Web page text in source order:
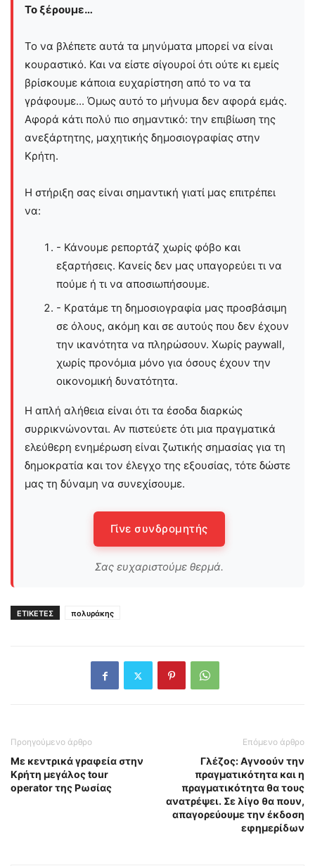
Το ξέρουμε…
Το να βλέπετε αυτά τα μηνύματα μπορεί να είναι
κουραστικό. Και να είστε σίγουροί ότι ούτε κι εμείς
βρίσκουμε κάποια ευχαρίστηση από το να τα
γράφουμε... Όμως αυτό το μήνυμα δεν αφορά εμάς.
Αφορά κάτι πολύ πιο σημαντικό: την επιβίωση της
ανεξάρτητης, μαχητικής δημοσιογραφίας στην
Kρήτη.
Η στήριξη σας είναι σημαντική γιατί μας επιτρέπει
να:
- Κάνουμε ρεπορτάζ χωρίς φόβο και
εξαρτήσεις. Κανείς δεν μας υπαγορεύει τι να
πούμε ή τι να αποσιωπήσουμε.
- Κρατάμε τη δημοσιογραφία μας προσβάσιμη
σε όλους, ακόμη και σε αυτούς που δεν έχουν
την ικανότητα να πληρώσουν. Χωρίς paywall,
χωρίς προνόμια μόνο για όσους έχουν την
οικονομική δυνατότητα.
Η απλή αλήθεια είναι ότι τα έσοδα διαρκώς
συρρικνώνονται. Αν πιστεύετε ότι μια πραγματικά
ελεύθερη ενημέρωση είναι ζωτικής σημασίας για τη
δημοκρατία και τον έλεγχο της εξουσίας, τότε δώστε
μας τη δύναμη να συνεχίσουμε.
Γίνε συνδρομητής
Σας ευχαριστούμε θερμά.
ΕΤΙΚΕΤΕΣ πολυράκης
Προηγούμενο άρθρο
Με κεντρικά γραφεία στην
Κρήτη μεγάλος tour
operator της Ρωσίας
Επόμενο άρθρο
Γλέζος: Αγνοούν την
πραγματικότητα και η
πραγματικότητα θα τους
ανατρέψει. Σε λίγο θα πουν,
απαγορεύουμε την έκδοση
εφημερίδων